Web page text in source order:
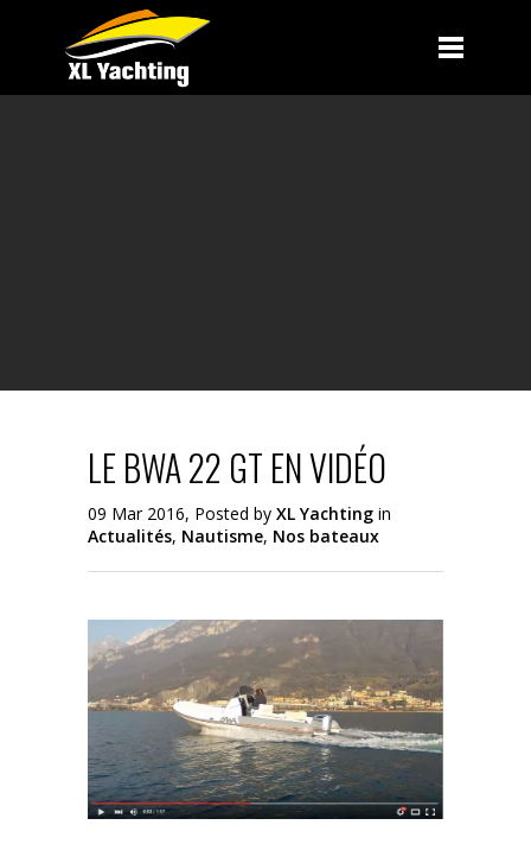
LE BWA 22 GT EN VIDÉO
09 Mar 2016, Posted by XL Yachting in
Actualités, Nautisme, Nos bateaux